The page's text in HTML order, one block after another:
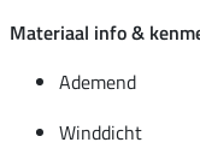
Materiaal info &
Ademend
Winddicht